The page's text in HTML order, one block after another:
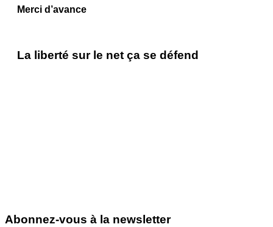
Merci d’avance
La liberté sur le net ça se défend
Abonnez-vous à la newsletter